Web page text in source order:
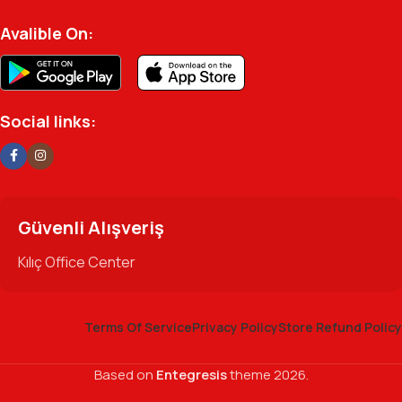
Avalible On:
Social links:
Güvenli Alışveriş
Kılıç Office Center
Terms Of ServicePrivacy PolicyStore Refund Policy
Based on Entegresistheme2026.